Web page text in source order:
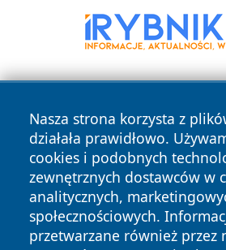
Nasza strona korzysta z
działała prawidłowo.
cookies i podobnych
zewnętrznych dostawców w
analitycznych,
społecznościowych.
przetwarzane również przez
Copyright © 2026 leszczynski24.pl
zastrzeżone.